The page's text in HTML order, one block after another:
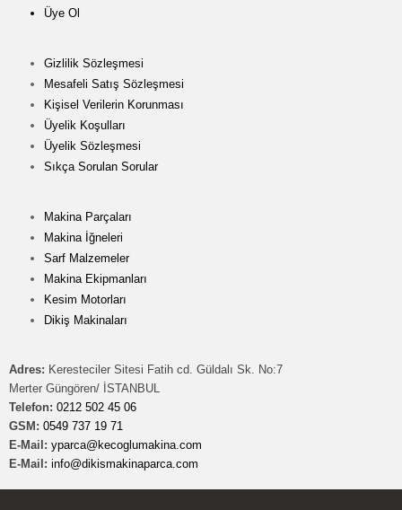
Üye Ol
Gizlilik Sözleşmesi
Mesafeli Satış Sözleşmesi
Kişisel Verilerin Korunması
Üyelik Koşulları
Üyelik Sözleşmesi
Sıkça Sorulan Sorular
Makina Parçaları
Makina İğneleri
Sarf Malzemeler
Makina Ekipmanları
Kesim Motorları
Dikiş Makinaları
Adres: Keresteciler Sitesi Fatih cd. Güldalı Sk. No:7
Merter Güngören/ İSTANBUL
Telefon: 0212 502 45 06
GSM: 0549 737 19 71
E-Mail: yparca@kecoglumakina.com
E-Mail: info@dikismakinaparca.com